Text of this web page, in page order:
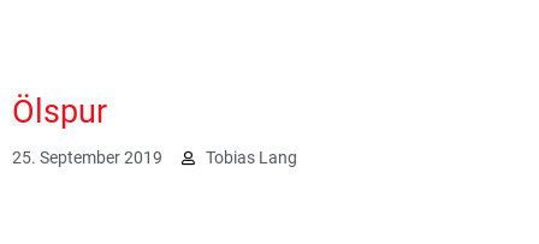
Ölspur
25. September 2019 Tobias Lang